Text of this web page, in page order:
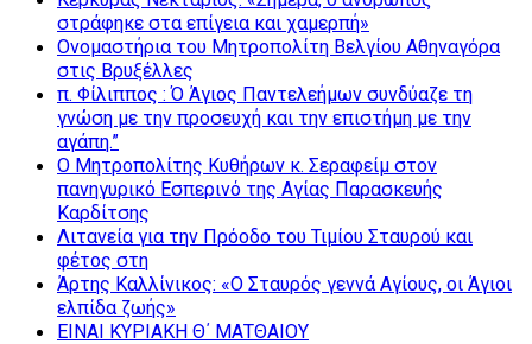
στράφηκε στα επίγεια και χαμερπή»
Ονομαστήρια του Μητροπολίτη Βελγίου Αθηναγόρα
στις Βρυξέλλες
π. Φίλιππος : Ό Άγιος Παντελεήμων συνδύαζε τη
γνώση με την προσευχή και την επιστήμη με την
αγάπη.”
Ο Μητροπολίτης Κυθήρων κ. Σεραφείμ στον
πανηγυρικό Εσπερινό της Αγίας Παρασκευής
Καρδίτσης
Λιτανεία για την Πρόοδο του Τιμίου Σταυρού και
φέτος στη
Άρτης Καλλίνικος: «Ο Σταυρός γεννά Αγίους, οι Άγιοι
ελπίδα ζωής»
ΕΙΝΑΙ ΚΥΡΙΑΚΗ Θ΄ ΜΑΤΘΑΙΟΥ